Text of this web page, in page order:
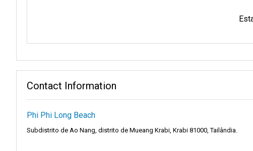
A poucos momentos do animado cais de Phi Phi Long Beach fica a
pitoresco.
A uma curta distância da enérgica Baía Maya, a Ilha Bamboo oferece um
A Ilha de Bamboo é conhecida pela sua beleza natural e sensação de
límpidas. Isto torna-a pacífica, longe de pontos turísticos apinhados.
Contact Information
Phi Phi Long Beach
Subdistrito de Ao Nang, distrito de Mueang Krabi, Krabi 81000, Tailândia.